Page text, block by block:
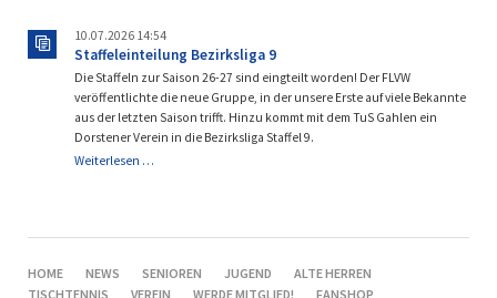
Test
gegen
Rhenania
10.07.2026 14:54
Staffeleinteilung Bezirksliga 9
Die Staffeln zur Saison 26-27 sind eingteilt worden! Der FLVW
veröffentlichte die neue Gruppe, in der unsere Erste auf viele Bekannte
aus der letzten Saison trifft. Hinzu kommt mit dem TuS Gahlen ein
Dorstener Verein in die Bezirksliga Staffel 9.
Weiterlesen …Staffeleinteilung
NAVIGATION
ÜBERSPRINGEN
HOME NEWS SENIOREN JUGEND
ALTE HERREN
TISCHTENNIS
VEREIN WERDE MITGLIED! FANSHOP